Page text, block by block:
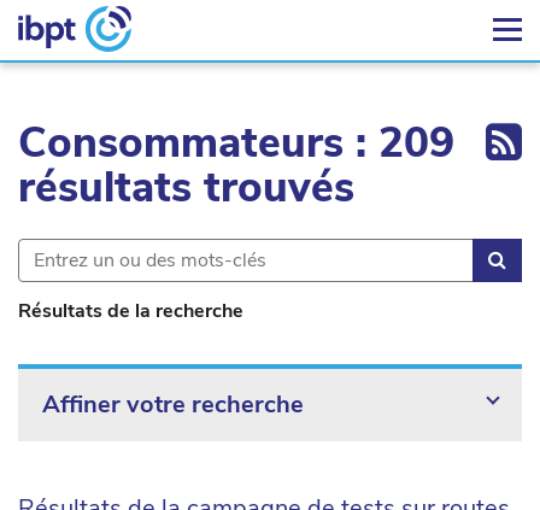
Consommateurs : 209
résultats trouvés
Résultats de la recherche
Affiner votre recherche